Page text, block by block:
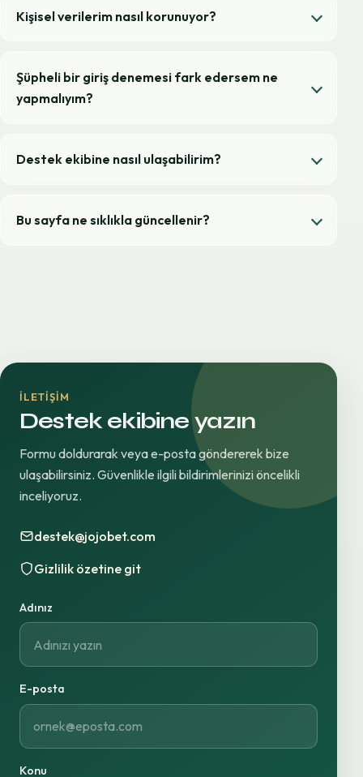
Kişisel verilerim nasıl korunuyor?
Şüpheli bir giriş denemesi fark edersem ne
yapmalıyım?
Destek ekibine nasıl ulaşabilirim?
Bu sayfa ne sıklıkla güncellenir?
İLETIŞIM
Destek ekibine yazın
Formu doldurarak veya e-posta göndererek bize
ulaşabilirsiniz. Güvenlikle ilgili bildirimlerinizi öncelikli
inceliyoruz.
destek@jojobet.com
Gizlilik özetine git
Adınız
E-posta
Konu